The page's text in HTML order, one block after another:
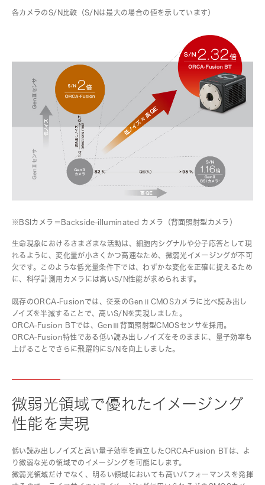
各カメラのS/N比較（S/Nは最大の場合の値を示しています）
※BSIカメラ＝Backside-illuminated カメラ（背面照射型カメラ）
生命現象におけるさまざまな活動は、細胞内シグナルや分子応答として現
れるように、変化量が小さくかつ高速なため、微弱光イメージングが不可
欠です。このような低光量条件下では、わずかな変化を正確に捉えるため
に、科学計測用カメラには高いS/N性能が求められます。
既存のORCA-Fusionでは、従来のGenⅡCMOSカメラに比べ読み出し
ノイズを半減することで、高いS/Nを実現しました。
ORCA-Fusion BTでは、GenⅢ背面照射型CMOSセンサを採用。
ORCA-Fusion特性である低い読み出しノイズをそのままに、量子効率も
上げることでさらに飛躍的にS/Nを向上しました。
微弱光領域で優れたイメージング
性能を実現
低い読み出しノイズと高い量子効率を両立したORCA-Fusion BTは、よ
り微弱な光の領域でのイメージングを可能にします。
微弱光領域だけでなく、明るい領域においても高いパフォーマンスを発揮